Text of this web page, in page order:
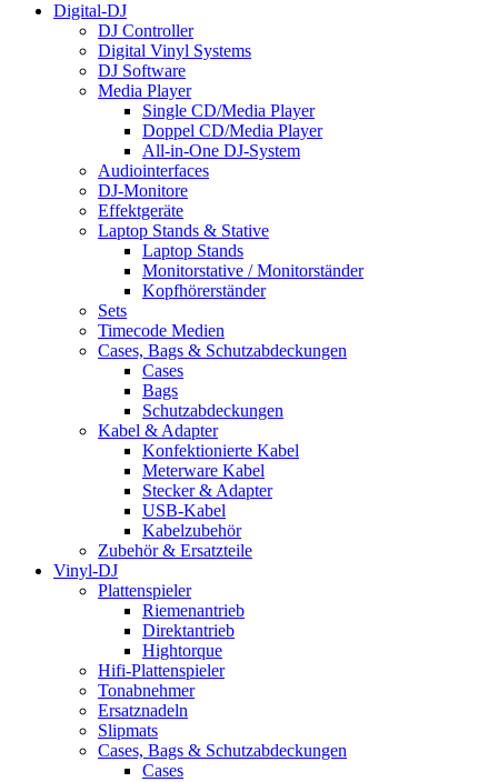
Digital-DJ
DJ Controller
Digital Vinyl Systems
DJ Software
Media Player
Single CD/Media Player
Doppel CD/Media Player
All-in-One DJ-System
Audiointerfaces
DJ-Monitore
Effektgeräte
Laptop Stands & Stative
Laptop Stands
Monitorstative / Monitorständer
Kopfhörerständer
Sets
Timecode Medien
Cases, Bags & Schutzabdeckungen
Cases
Bags
Schutzabdeckungen
Kabel & Adapter
Konfektionierte Kabel
Meterware Kabel
Stecker & Adapter
USB-Kabel
Kabelzubehör
Zubehör & Ersatzteile
Vinyl-DJ
Plattenspieler
Riemenantrieb
Direktantrieb
Hightorque
Hifi-Plattenspieler
Tonabnehmer
Ersatznadeln
Slipmats
Cases, Bags & Schutzabdeckungen
Cases